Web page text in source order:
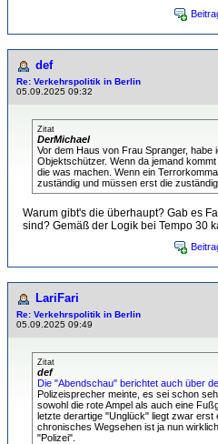
def
Re: Verkehrspolitik in Berlin
05.09.2025 09:32
Zitat
DerMichael
Vor dem Haus von Frau Spranger, habe
Objektschützer. Wenn da jemand
die was machen. Wenn ein
zuständig und müssen erst die
Warum gibt's die überhaupt? Gab es
sind? Gemäß der Logik bei Tempo 30
LariFari
Re: Verkehrspolitik in Berlin
05.09.2025 09:49
Zitat
def
Die "Abendschau" berichtet auch über
Polizeisprecher meinte, es sei schon
sowohl die rote Ampel als auch eine
letzte derartige "Unglück" liegt zwar
chronisches Wegsehen ist ja nun
"Polizei".